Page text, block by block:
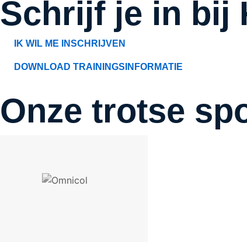
Schrijf je in bij
IK WIL ME INSCHRIJVEN
DOWNLOAD TRAININGSINFORMATIE
Onze trotse